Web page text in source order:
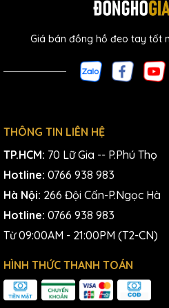
Giá bán đồng hồ đeo tay tốt
THÔNG TIN LIÊN HỆ
TP.HCM: 70 Lữ Gia -- P.Phú Thọ
Hotline: 0766 938 983
Hà Nội: 266 Đội Cấn-P.Ngọc Hà
Hotline: 0766 938 983
Từ 09:00AM - 21:00PM (T2-CN)
HÌNH THỨC THANH TOÁN